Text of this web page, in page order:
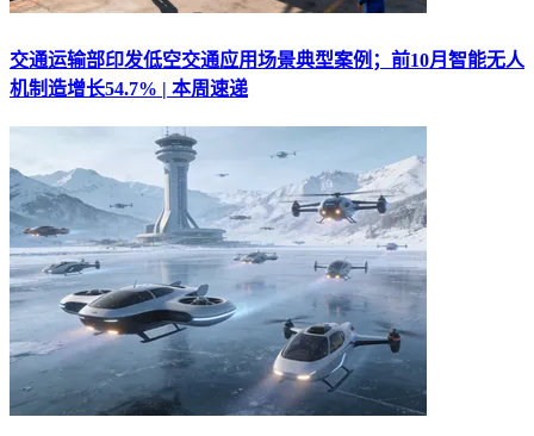
交通运输部印发低空交通应用场景典型案例；前10月智能无人
机制造增长54.7% | 本周速递